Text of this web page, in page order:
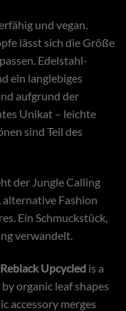
und vegan.
lässt sich die Größe
Edelstahl-
ein langlebiges
aufgrund der
Unikat – leichte
sind Teil des
der Jungle Calling
Fashion
Ein Schmuckstück,
verwandelt.
Upcycled is a
organic leaf shapes
accessory merges